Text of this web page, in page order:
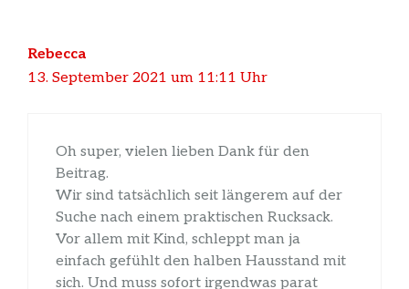
Rebecca
13. September 2021 um 11:11 Uhr
Oh super, vielen lieben Dank für den
Beitrag.
Wir sind tatsächlich seit längerem auf der
Suche nach einem praktischen Rucksack.
Vor allem mit Kind, schleppt man ja
einfach gefühlt den halben Hausstand mit
sich. Und muss sofort irgendwas parat